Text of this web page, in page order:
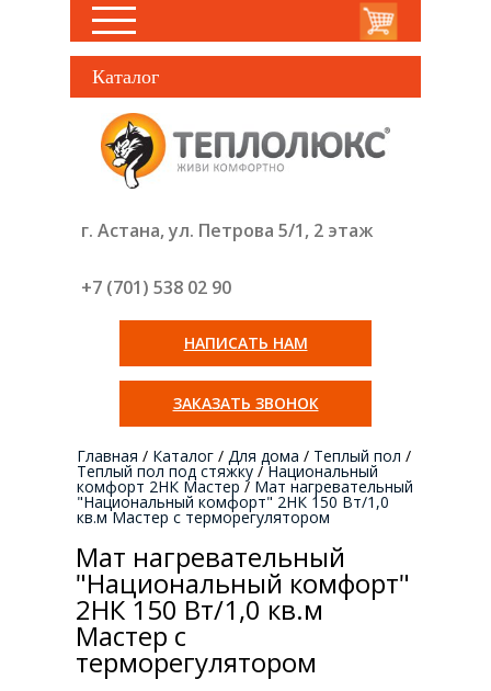
Каталог
г. Астана, ул. Петрова 5/1, 2 этаж
+7 (701) 538 02 90
НАПИСАТЬ НАМ
ЗАКАЗАТЬ ЗВОНОК
Главная / Каталог / Для дома / Теплый пол /
Теплый пол под стяжку / Национальный
комфорт 2НК Мастер / Мат нагревательный
"Национальный комфорт" 2НК 150 Вт/1,0
кв.м Мастер с терморегулятором
Мат нагревательный
"Национальный комфорт"
2НК 150 Вт/1,0 кв.м
Мастер с
терморегулятором